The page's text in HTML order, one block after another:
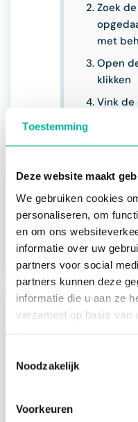
Toestemming
Deze website maakt
We gebruiken cookies
personaliseren, om
en om ons
informatie over uw
partners voor social
partners kunnen deze
informatie die u aan ze
verzameld op basis van
functioneren van de
geweigerd; hierover
Noodzakelijk
Voorkeuren
Zoek
met
Open
klikken
Vink de
keer dat iemand niet
bijvoorbeeld
opnieuw te
kwestie de
heeft en niet is
Over de module
Reservaties instellen
Reservaties